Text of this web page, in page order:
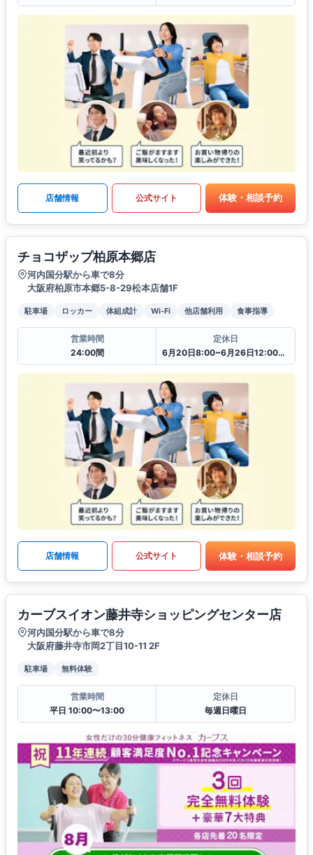
店舗情報 公式サイト 体験・相談予約
チョコザップ柏原本郷店
河内国分駅から車で8分
大阪府柏原市本郷5-8-29松本店舗1F
駐車場 ロッカー 体組成計 Wi-Fi 他店舗利用 食事指導
営業時間
24:00間
定休日
6月20日8:00~6月26日12:00一時閉館中
店舗情報 公式サイト 体験・相談予約
カーブスイオン藤井寺ショッピングセンター店
河内国分駅から車で8分
大阪府藤井寺市岡2丁目10-11 2F
駐車場 無料体験
営業時間
平日 10:00〜13:00
定休日
毎週日曜日